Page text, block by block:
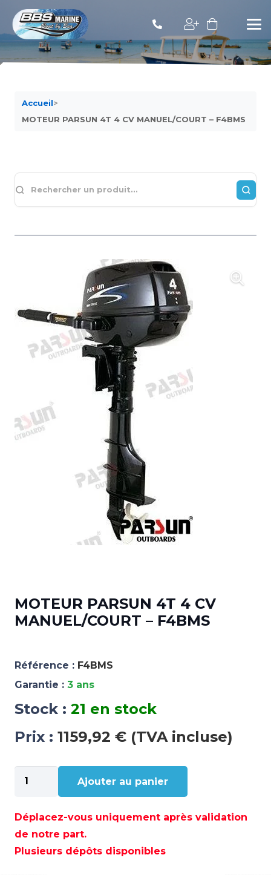
Accueil>
MOTEUR PARSUN 4T 4 CV MANUEL/COURT – F4BMS
MOTEUR PARSUN 4T 4 CV
MANUEL/COURT – F4BMS
Référence : F4BMS
Garantie : 3 ans
Stock : 21 en stock
Prix : 1159,92 € (TVA incluse)
quantité
de
PARSUN
4T
4
Ajouter au panier
Déplacez-vous uniquement après validation
de notre part.
Plusieurs dépôts disponibles